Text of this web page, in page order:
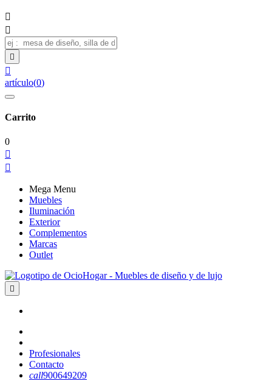




artículo(0)
Carrito
0


Mega Menu
Muebles
Iluminación
Exterior
Complementos
Marcas
Outlet

Profesionales
Contacto
call900649209